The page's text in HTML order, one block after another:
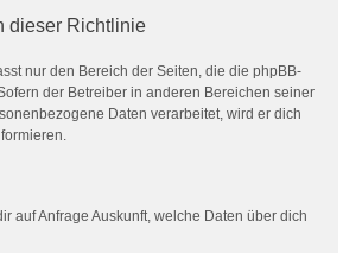
dieser Richtlinie
nur den Bereich der Seiten, die die phpBB-
der Betreiber in anderen Bereichen seiner
Daten verarbeitet, wird er dich
auf Anfrage Auskunft, welche Daten über dich